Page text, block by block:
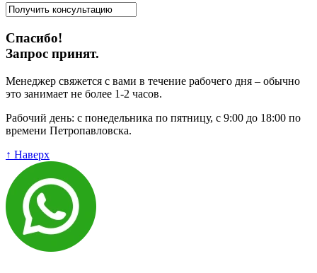
Спасибо!
Запрос принят.
Менеджер свяжется с вами в течение рабочего дня – обычно
это занимает не более 1-2 часов.
Рабочий день: с понедельника по пятницу, с 9:00 до 18:00 по
времени Петропавловска.
↑ Наверх